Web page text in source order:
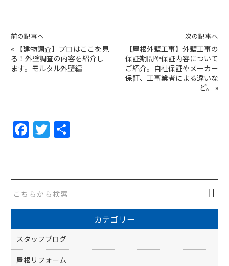
前の記事へ
«
【建物調査】プロはここを見
る！外壁調査の内容を紹介し
ます。モルタル外壁編
次の記事へ
【屋根外壁工事】外壁工事の
保証期間や保証内容について
ご紹介。自社保証やメーカー
保証、工事業者による違いな
ど。
»
F
a
e
b
o
o
k
T
w
er
カテゴリー
スタッフブログ
屋根リフォーム